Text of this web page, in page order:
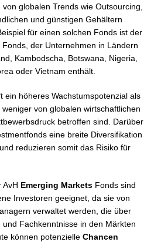
globalen Trends wie Outsourcing,
und günstigen Gehältern
für einen solchen Fonds ist der
Fonds, der Unternehmen in Ländern
Kambodscha, Botswana, Nigeria,
oder Vietnam enthält.
ein höheres Wachstumspotenzial als
von globalen wirtschaftlichen
betroffen sind. Darüber
eine breite Diversifikation
reduzieren somit das Risiko für
AvH Emerging Markets Fonds sind
Investoren geeignet, da sie von
verwaltet werden, die über
Fachkenntnisse in den Märkten
können potenzielle Chancen